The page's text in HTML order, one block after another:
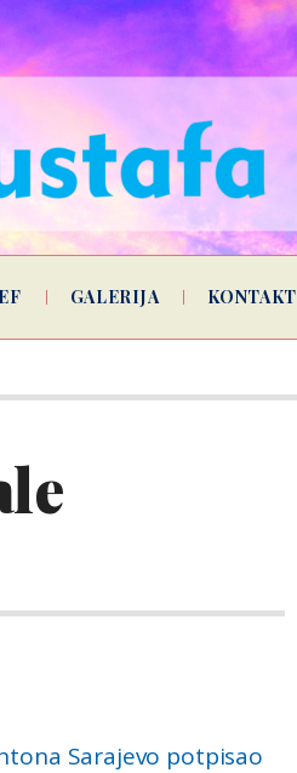
GALERIJA KONTAKT
Sarajevo potpisao